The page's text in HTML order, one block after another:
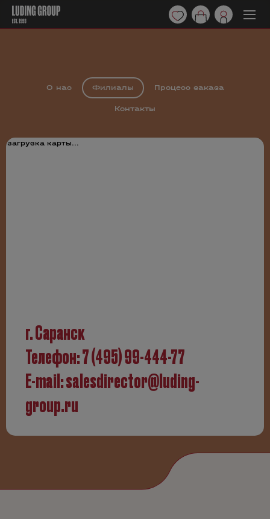
О нас Филиалы Процесс заказа
Контакты
загрузка карты...
г. Саранск
Телефон:7 (495) 99-444-77
E-mail:salesdirector@luding-
group.ru